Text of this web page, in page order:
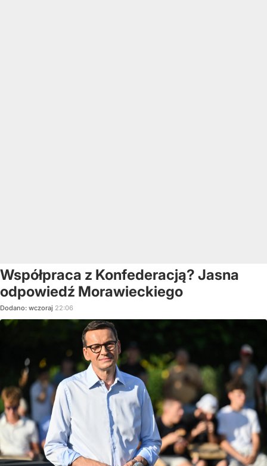
Współpraca z Konfederacją? Jasna
odpowiedź Morawieckiego
Dodano: wczoraj 22:06